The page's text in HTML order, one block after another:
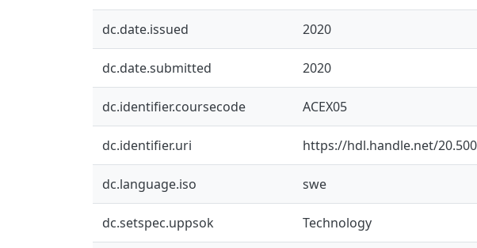
dc.date.issued 2020
dc.date.submitted 2020
dc.identifier.coursecode ACEX05
dc.identifier.uri https://hdl.handle.net/
dc.language.iso swe
dc.setspec.uppsok Technology